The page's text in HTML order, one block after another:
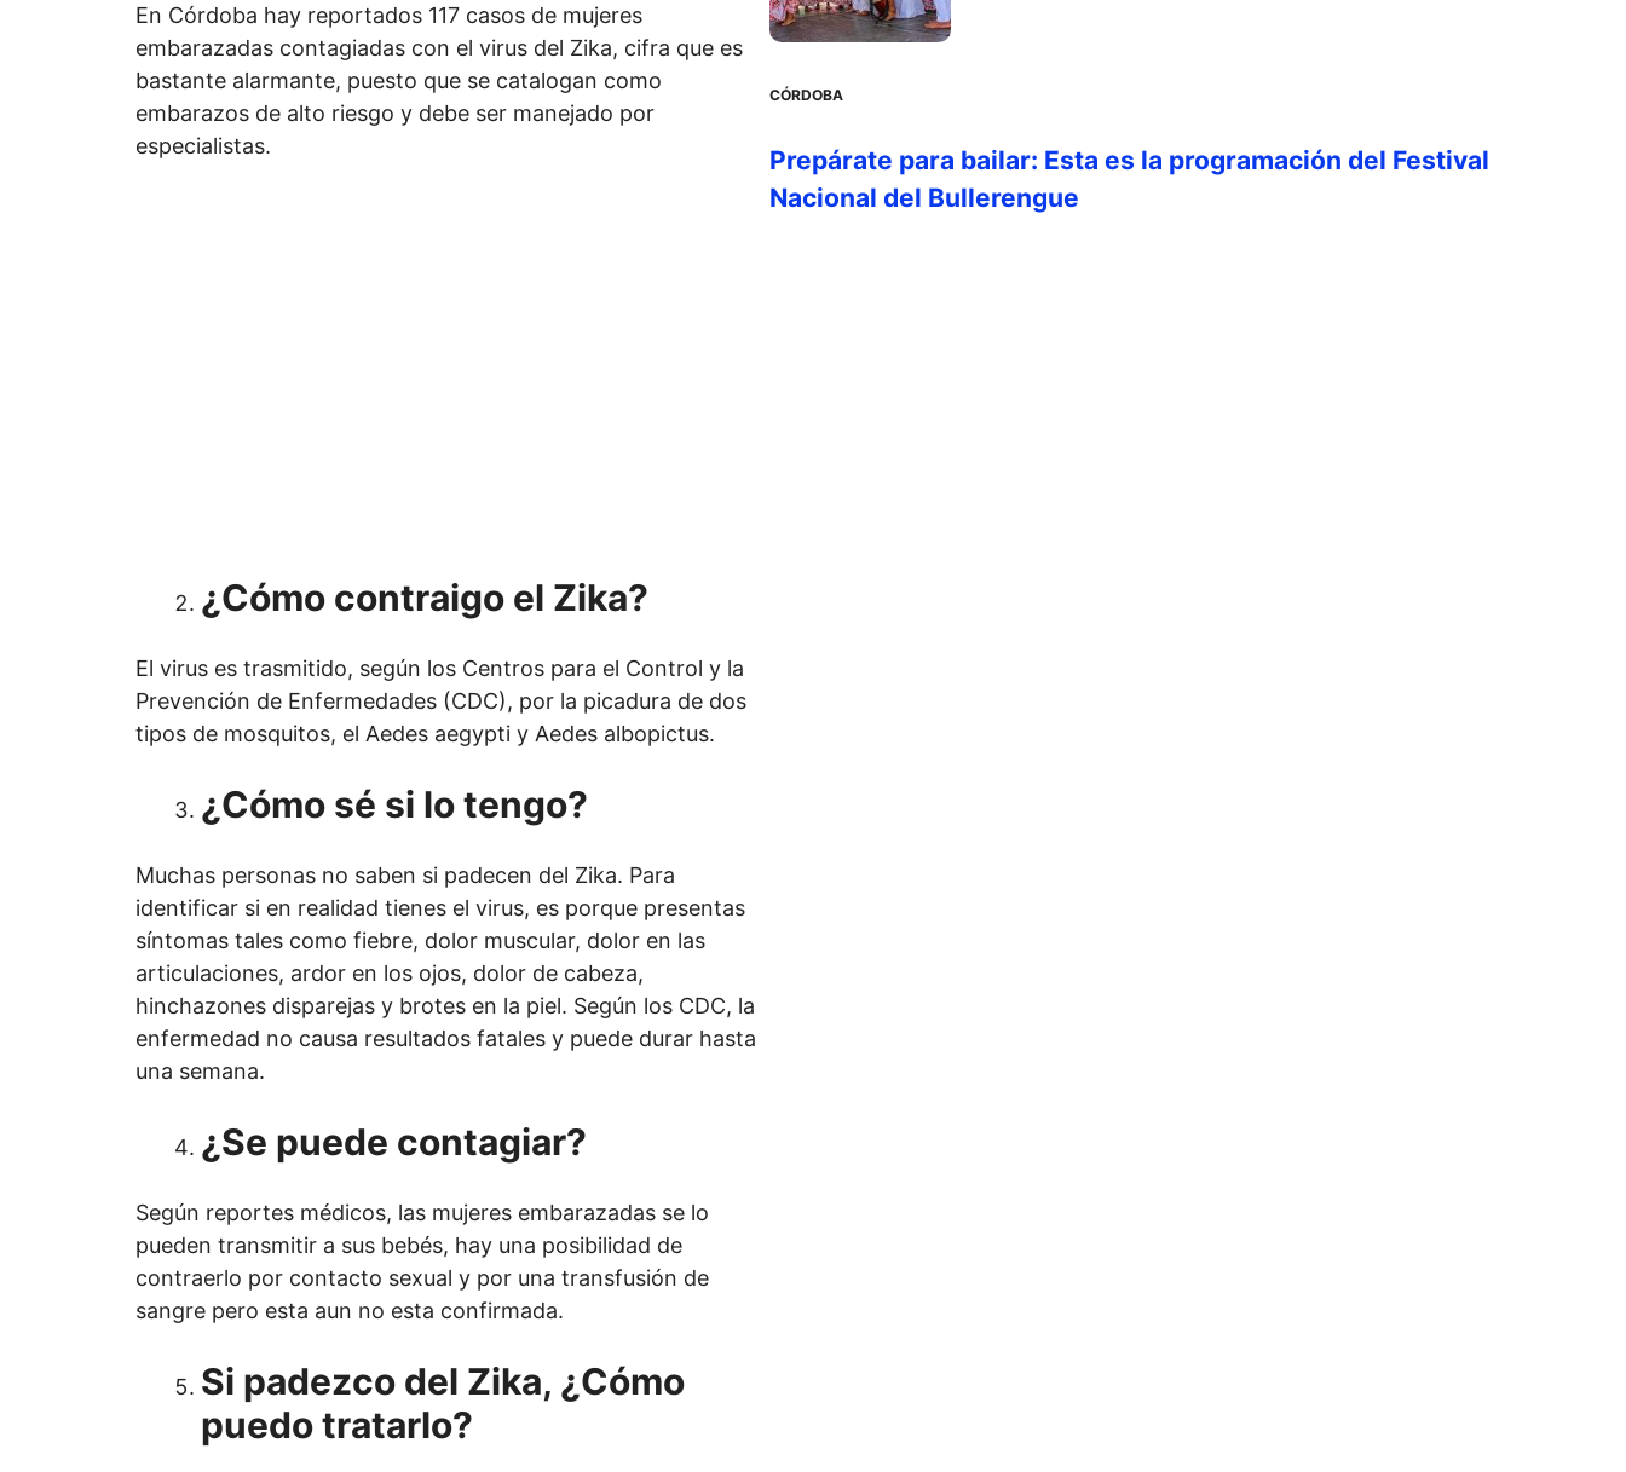
En Córdoba hay reportados 117 casos de mujeres
embarazadas contagiadas con el virus del Zika, cifra que es
bastante alarmante, puesto que se catalogan como
embarazos de alto riesgo y debe ser manejado por
especialistas.
¿Cómo contraigo el Zika?
El virus es trasmitido, según los Centros para el Control y la
Prevención de Enfermedades (CDC), por la picadura de dos
tipos de mosquitos, el Aedes aegypti y Aedes albopictus.
¿Cómo sé si lo tengo?
Muchas personas no saben si padecen del Zika. Para
identificar si en realidad tienes el virus, es porque presentas
síntomas tales como fiebre, dolor muscular, dolor en las
articulaciones, ardor en los ojos, dolor de cabeza,
hinchazones disparejas y brotes en la piel. Según los CDC, la
enfermedad no causa resultados fatales y puede durar hasta
una semana.
¿Se puede contagiar?
Según reportes médicos, las mujeres embarazadas se lo
pueden transmitir a sus bebés, hay una posibilidad de
contraerlo por contacto sexual y por una transfusión de
sangre pero esta aun no esta confirmada.
Si padezco del Zika, ¿Cómo
puedo tratarlo?
CÓRDOBA
Prepárate para bailar: Esta es la programación del Festival
Nacional del Bullerengue